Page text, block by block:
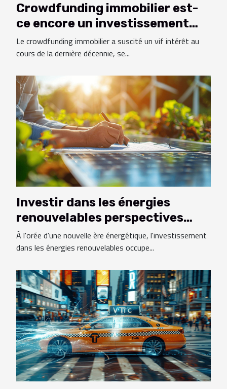
Crowdfunding immobilier est-
ce encore un investissement
rentable en 2023
Le crowdfunding immobilier a suscité un vif intérêt au
cours de la dernière décennie, se...
Investir dans les énergies
renouvelables perspectives
économiques pour les
prochaines décennies
À l'orée d'une nouvelle ère énergétique, l'investissement
dans les énergies renouvelables occupe...